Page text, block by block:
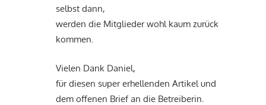
selbst dann,
werden die Mitglieder wohl kaum zurück
kommen.
Vielen Dank Daniel,
für diesen super erhellenden Artikel und
dem offenen Brief an die Betreiberin.